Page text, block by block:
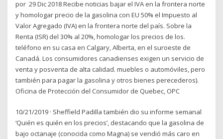
por 29 Dic 2018 Recibe noticias bajar el IVA en la frontera norte
y homologar precio de la gasolina con EU 50% el Impuesto al
Valor Agregado (IVA) en la frontera norte del país. Sobre la
Renta (ISR) del 30% al 20%, homologar los precios de los.
teléfono en su casa en Calgary, Alberta, en el suroeste de
Canadá. Los consumidores canadienses exigen un servicio de
venta y posventa de alta calidad. muebles o automóviles, pero
también para pagar la gasolina y otros bienes perecederos).
Oficina de Protección del Consumidor de Quebec, OPC
10/21/2019 · Sheffield Padilla también dio su informe semanal
‘Quién es quién en los precios’, destacando que la gasolina de
bajo octanaje (conocida como Magna) se vendió más caro en